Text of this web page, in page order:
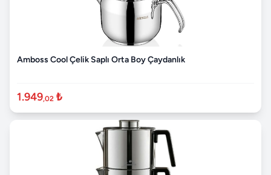
Amboss Cool Çelik Saplı Orta Boy Çaydanlık
1.949,02 ₺